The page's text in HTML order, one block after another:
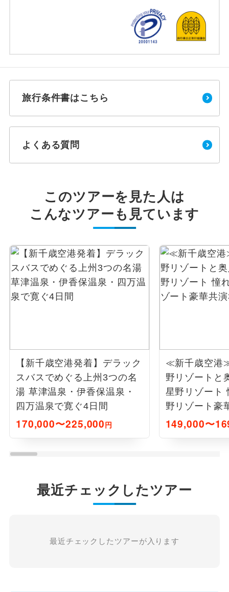
旅行条件書はこちら
よくある質問
このツアーを見た人は
こんなツアーも見ています
【新千歳空港発着】デラック
スバスでめぐる上州3つの名
湯 草津温泉・伊香保温泉・
四万温泉で寛ぐ4日間
170,000〜225,000円
≪新千歳空港
野リゾートと
星野リゾート
野リゾート豪
149,000〜
最近チェックしたツアー
最近チェックしたツアーが入ります